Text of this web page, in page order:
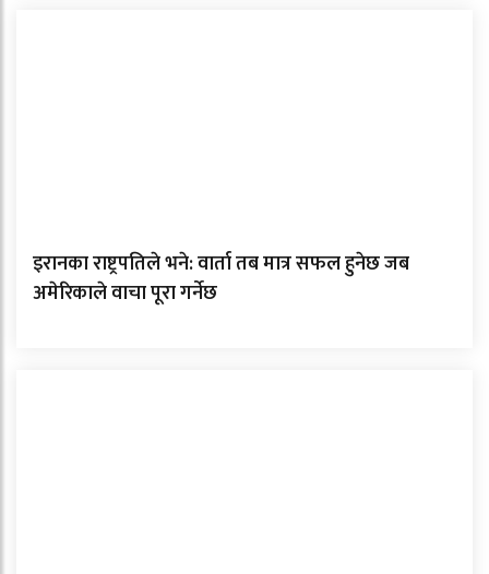
इरानका राष्ट्रपतिले भने: वार्ता तब मात्र सफल हुनेछ जब
अमेरिकाले वाचा पूरा गर्नेछ